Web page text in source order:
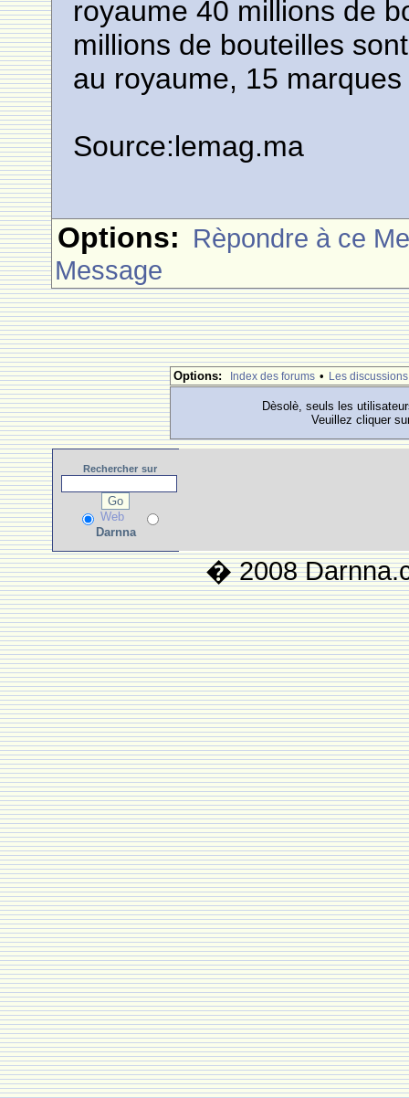
royaume 40 millions de
millions de bouteilles
au royaume, 15
Source:lemag.ma
Options: Rèpondre à ce
Message
Options: Index des forums • Les discussions
Dèsolè, seuls les
Veuillez cliquer
Rechercher sur
Web
Darnna
� 2008